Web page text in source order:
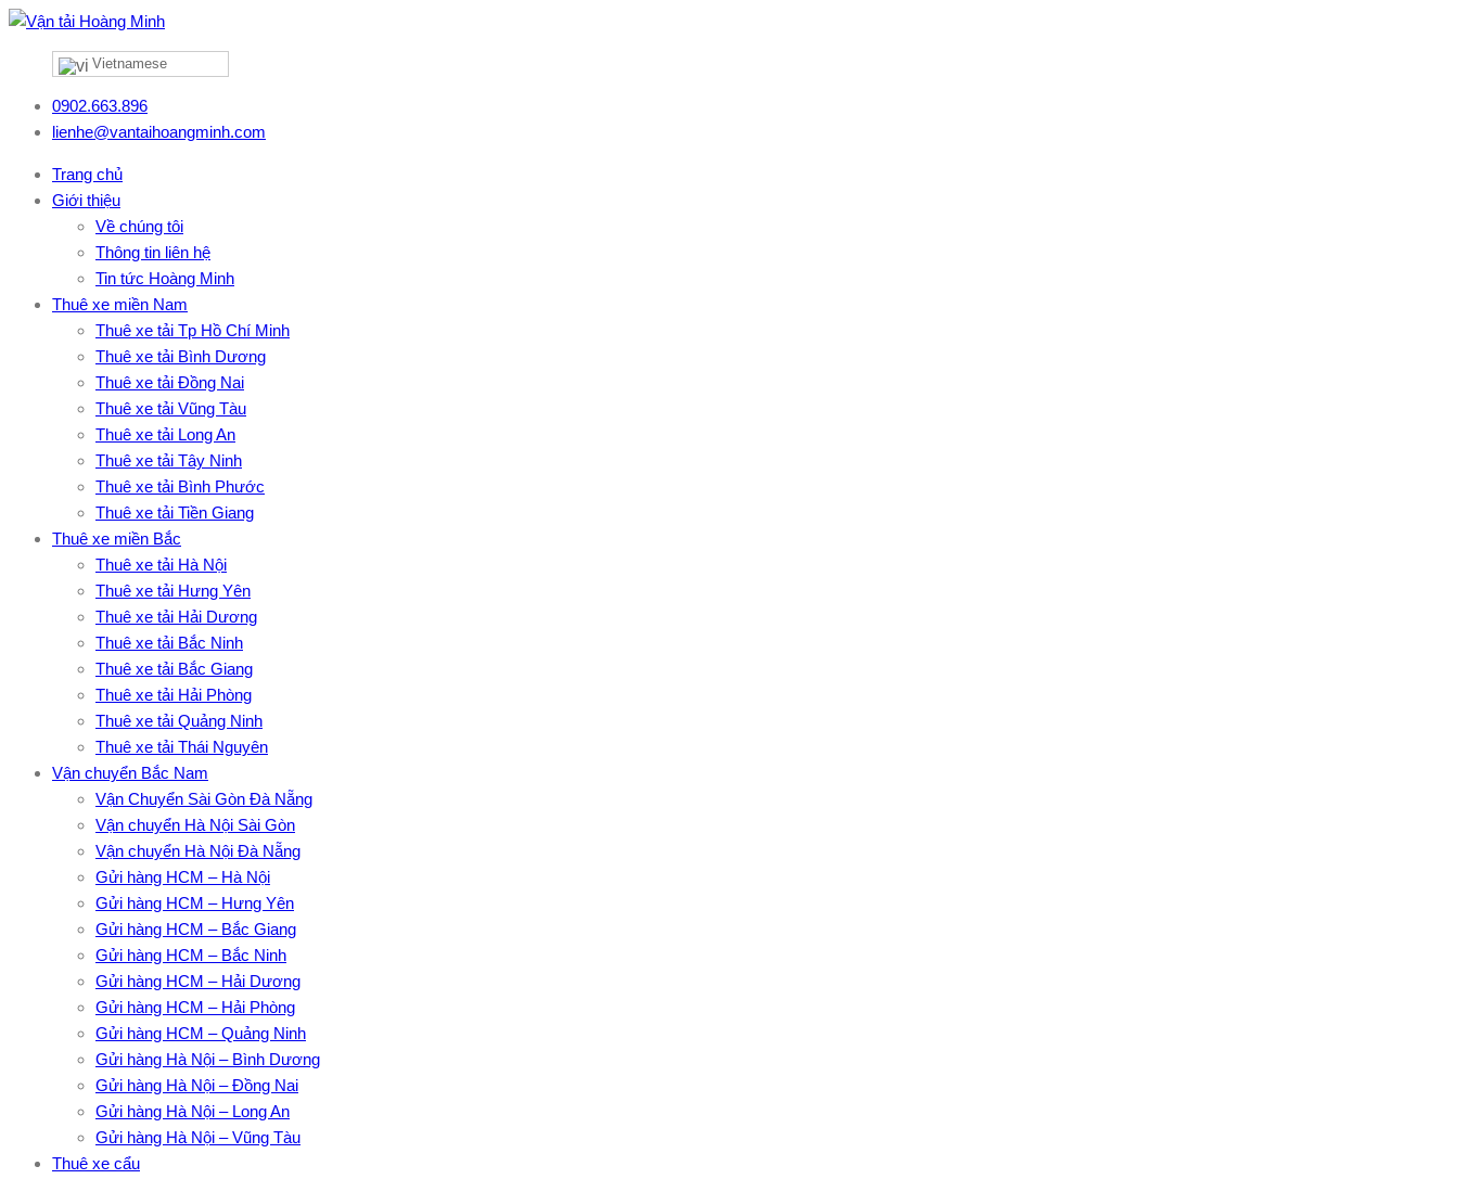
Vietnamese
0902.663.896
lienhe@vantaihoangminh.com
Trang chủ
Giới thiệu
Về chúng tôi
Thông tin liên hệ
Tin tức Hoàng Minh
Thuê xe miền Nam
Thuê xe tải Tp Hồ Chí Minh
Thuê xe tải Bình Dương
Thuê xe tải Đồng Nai
Thuê xe tải Vũng Tàu
Thuê xe tải Long An
Thuê xe tải Tây Ninh
Thuê xe tải Bình Phước
Thuê xe tải Tiền Giang
Thuê xe miền Bắc
Thuê xe tải Hà Nội
Thuê xe tải Hưng Yên
Thuê xe tải Hải Dương
Thuê xe tải Bắc Ninh
Thuê xe tải Bắc Giang
Thuê xe tải Hải Phòng
Thuê xe tải Quảng Ninh
Thuê xe tải Thái Nguyên
Vận chuyển Bắc Nam
Vận Chuyển Sài Gòn Đà Nẵng
Vận chuyển Hà Nội Sài Gòn
Vận chuyển Hà Nội Đà Nẵng
Gửi hàng HCM – Hà Nội
Gửi hàng HCM – Hưng Yên
Gửi hàng HCM – Bắc Giang
Gửi hàng HCM – Bắc Ninh
Gửi hàng HCM – Hải Dương
Gửi hàng HCM – Hải Phòng
Gửi hàng HCM – Quảng Ninh
Gửi hàng Hà Nội – Bình Dương
Gửi hàng Hà Nội – Đồng Nai
Gửi hàng Hà Nội – Long An
Gửi hàng Hà Nội – Vũng Tàu
Thuê xe cẩu